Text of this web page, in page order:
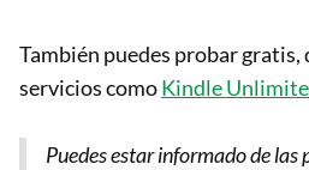
También puedes probar gratis,
servicios comoKindle
Puedes estar informado de las